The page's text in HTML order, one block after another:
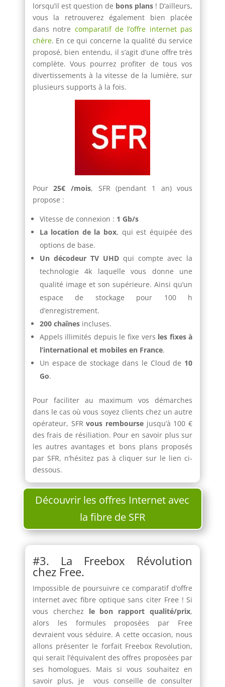
lorsqu’il est question de bons plans ! D’ailleurs,
vous la retrouverez également bien placée
dans notre comparatif de l’offre internet pas
chère. En ce qui concerne la qualité du service
proposé, bien entendu, il s’agit d’une offre très
complète. Vous pourrez profiter de tous vos
divertissements à la vitesse de la lumière, sur
plusieurs supports à la fois.
Pour25€ /mois, SFR (pendant 1 an) vous
propose :
Vitesse de connexion : 1 Gb/s
La location de la box, qui est équipée des
options de base.
Un décodeur TV UHDqui compte avec la
technologie 4k laquelle vous donne une
qualité image et son supérieure. Ainsi qu’un
espace de stockage pour 100 h
d’enregistrement.
200 chaînesincluses.
Appels illimités depuis le fixe vers les fixes à
l’international et mobiles en France.
Un espace de stockage dans le Cloud de 10
Go.
Pour faciliter au maximum vos démarches
dans le cas où vous soyez clients chez un autre
opérateur, SFRvous rembourse jusqu’à 100 €
des frais de résiliation. Pour en savoir plus sur
les autres avantages et bons plans proposés
par SFR, n’hésitez pas à cliquer sur le lien ci-
dessous.
Découvrir les offres Internet avec
la fibre de SFR
#3. La Freebox Révolution
chez Free.
Impossible de poursuivre ce comparatif d’offre
internet avec fibre optique sans citer Free ! Si
vous cherchez le bon rapport qualité/prix,
alors les formules proposées par Free
devraient vous séduire. A cette occasion, nous
allons présenter le forfait Freebox Revolution,
qui serait l’équivalent des offres proposées par
ses homologues. Mais si vous souhaitez en
savoir plus, je vous conseille de consulter